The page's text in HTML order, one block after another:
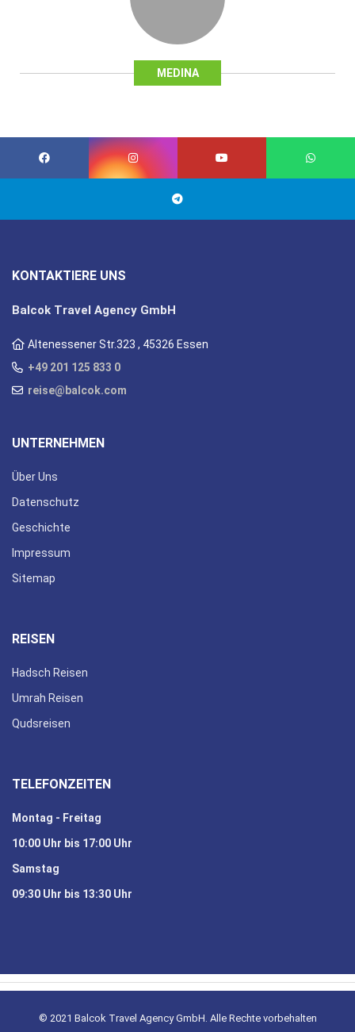
MEDINA
KONTAKTIERE UNS
Balcok Travel Agency GmbH
Altenessener Str.323 , 45326 Essen
+49 201 125 833 0
reise@balcok.com
UNTERNEHMEN
Über Uns
Datenschutz
Geschichte
Impressum
Sitemap
REISEN
Hadsch Reisen
Umrah Reisen
Qudsreisen
TELEFONZEITEN
Montag - Freitag
10:00 Uhr bis 17:00 Uhr
Samstag
09:30 Uhr bis 13:30 Uhr
© 2021 Balcok Travel Agency GmbH. Alle Rechte vorbehalten